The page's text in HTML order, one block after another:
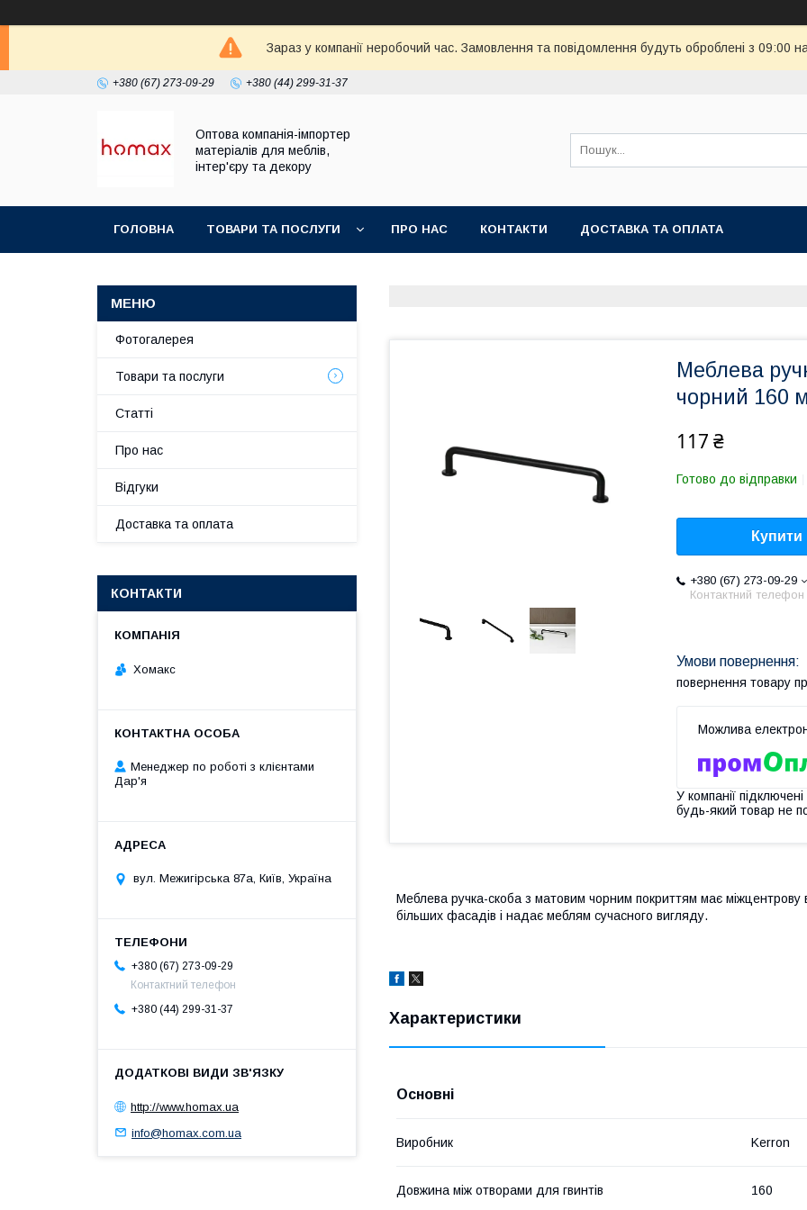
Зараз у компанії неробочий час. Замовлення та повідомлення будуть оброблені з 09:00
+380 (67) 273-09-29 +380 (44) 299-31-37
Оптова компанія-імпортер
матеріалів для меблів,
інтер'єру та декору
ГОЛОВНА ТОВАРИ ТА ПОСЛУГИ ПРО НАС КОНТАКТИ ДОСТАВКА ТА ОПЛАТА
Меблева
чорний 160
117 ₴
Готово до відправки
Купити
+380 (67) 273-09-29
Контактний телефон
повернення товару
У компанії
будь-який товар не
Меблева ручка-скоба з матовим чорним покриттям має
більших фасадів і надає меблям сучасного вигляду.
Характеристики
Основні
Виробник Kerron
Довжина між отворами для гвинтів 160
Фотогалерея
Товари та послуги
Статті
Про нас
Відгуки
Доставка та оплата
КОНТАКТИ
Хомакс
Менеджер по роботі з клієнтами
Дар'я
вул. Межигірська 87а, Київ, Україна
+380 (67) 273-09-29
Контактний телефон
+380 (44) 299-31-37
http://www.homax.ua
info@homax.com.ua